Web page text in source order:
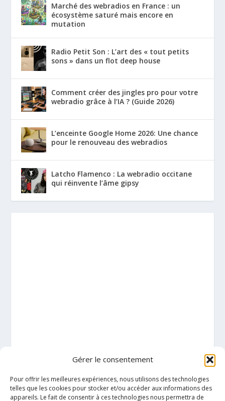
Gérer le consentement
Pour offrir les meilleures expériences, nous utilisons des technologies
telles que les cookies pour stocker et/ou accéder aux informations des
appareils. Le fait de consentir à ces technologies nous permettra de
Marché des webradios en France : un
écosystème saturé mais encore en
mutation
Radio Petit Son : L’art des « tout petits
sons » dans un flot deep house
Comment créer des jingles pro pour votre
webradio grâce à l’IA ? (Guide 2026)
L’enceinte Google Home 2026: Une chance
pour le renouveau des webradios
Latcho Flamenco : La webradio occitane
qui réinvente l’âme gipsy